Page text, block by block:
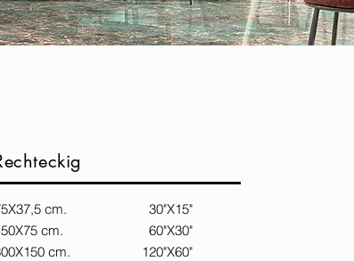
cm. 30"X15"
cm. 60"X30"
cm. 120"X60"